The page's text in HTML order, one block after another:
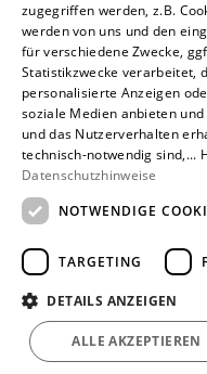
Um externe HTML-
zugegriffen werden, z.B.
werden von uns und den
für verschiedene Zwecke,
Statistikzwecke verarbeitet,
personalisierte Anzeigen
soziale Medien anbieten
und das Nutzerverhalten
technisch-notwendig sind,...
Datenschutzhinweise
NOTWENDIGE
TARGETING
DETAILS ANZEIGEN
ALLE AKZEPTIEREN